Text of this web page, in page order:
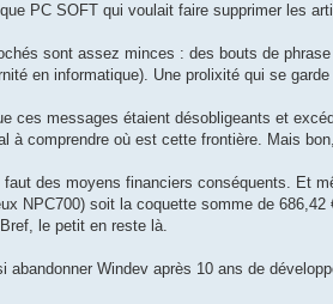
PC SOFT qui voulait faire supprimer les
sont assez minces : des bouts de
en informatique). Une prolixité qui se
ces messages étaient désobligeants et
à comprendre où est cette frontière. Mais
des moyens financiers conséquents. Et
NPC700) soit la coquette somme de
le petit en reste là.
Windev après 10 ans de